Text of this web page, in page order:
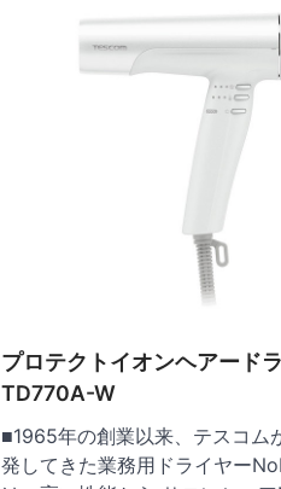
プロテクトイオンヘアード
TD770A-W
■1965年の創業以来、テスコム
発してきた業務用ドライヤー